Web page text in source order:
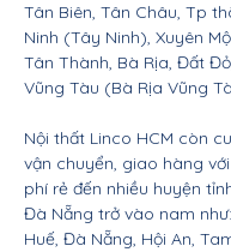
Tân Biên, Tân Châu, Tp
Ninh (Tây Ninh), Xuyên
Tân Thành, Bà Rịa, Đất
Vũng Tàu (Bà Rịa Vũng
Nội thất Linco HCM còn
vận chuyển, giao hàng
phí rẻ đến nhiều huyện
Đà Nẵng trở vào nam
Huế, Đà Nẵng, Hội An,